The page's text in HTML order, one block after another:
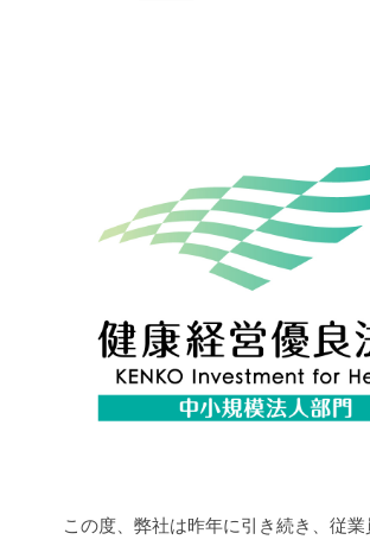
この度、弊社は昨年に引き続き、従業